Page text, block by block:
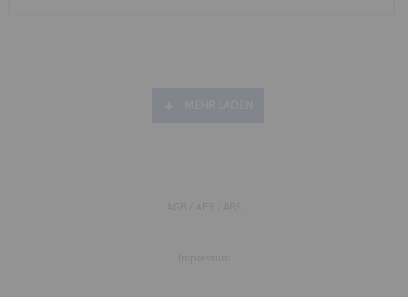
AGB / AEB / ABS
Impressum